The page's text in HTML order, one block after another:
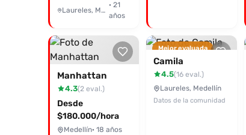
Laureles, Medellín
· 21
años
Manhattan
4.3(2 eval.)
Desde
$180.000/hora
Medellín· 18 años
Mejor evaluada
Camila
4.5(16 eval.)
Laureles, Medellín
Datos de la comunidad